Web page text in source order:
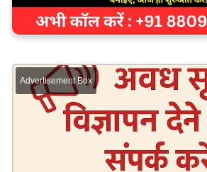
Advertisement Box